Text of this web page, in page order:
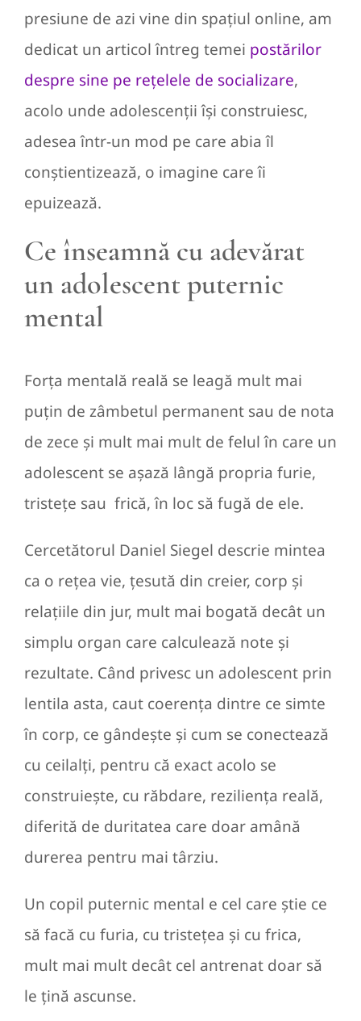
presiune de azi vine din spațiul online, am
dedicat un articol întreg temei postărilor
despre sine pe rețelele de socializare,
acolo unde adolescenții își construiesc,
adesea într-un mod pe care abia îl
conștientizează, o imagine care îi
epuizează.
Ce înseamnă cu adevărat
un adolescent puternic
mental
Forța mentală reală se leagă mult mai
puțin de zâmbetul permanent sau de nota
de zece și mult mai mult de felul în care un
adolescent se așază lângă propria furie,
tristețe sau frică, în loc să fugă de ele.
Cercetătorul Daniel Siegel descrie mintea
ca o rețea vie, țesută din creier, corp și
relațiile din jur, mult mai bogată decât un
simplu organ care calculează note și
rezultate. Când privesc un adolescent prin
lentila asta, caut coerența dintre ce simte
în corp, ce gândește și cum se conectează
cu ceilalți, pentru că exact acolo se
construiește, cu răbdare, reziliența reală,
diferită de duritatea care doar amână
durerea pentru mai târziu.
Un copil puternic mental e cel care știe ce
să facă cu furia, cu tristețea și cu frica,
mult mai mult decât cel antrenat doar să
le țină ascunse.